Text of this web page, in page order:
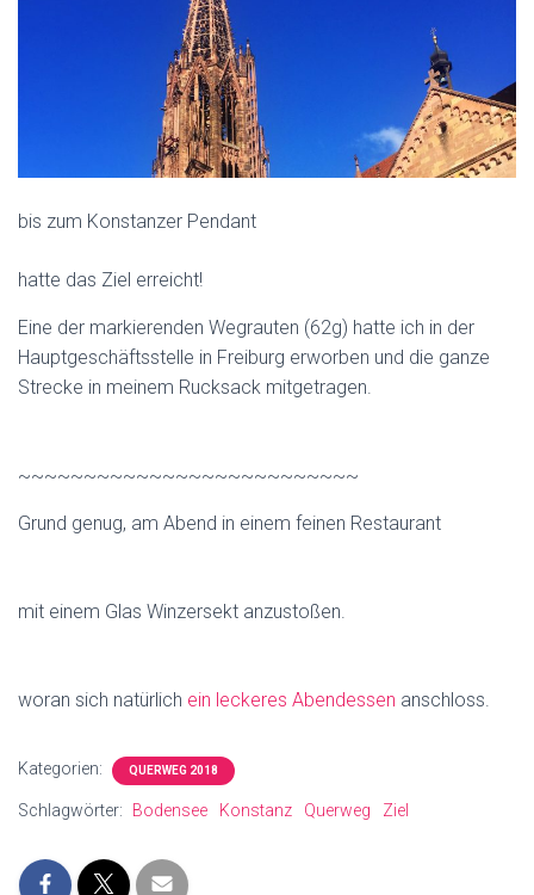
bis zum Konstanzer Pendant
hatte das Ziel erreicht!
Eine der markierenden Wegrauten (62g) hatte ich in der
Hauptgeschäftsstelle in Freiburg erworben und die ganze
Strecke in meinem Rucksack mitgetragen.
~~~~~~~~~~~~~~~~~~~~~~~~~~
Grund genug, am Abend in einem feinen Restaurant
mit einem Glas Winzersekt anzustoßen.
woran sich natürlich ein leckeres Abendessen anschloss.
Kategorien: QUERWEG 2018
Schlagwörter: Bodensee Konstanz Querweg Ziel